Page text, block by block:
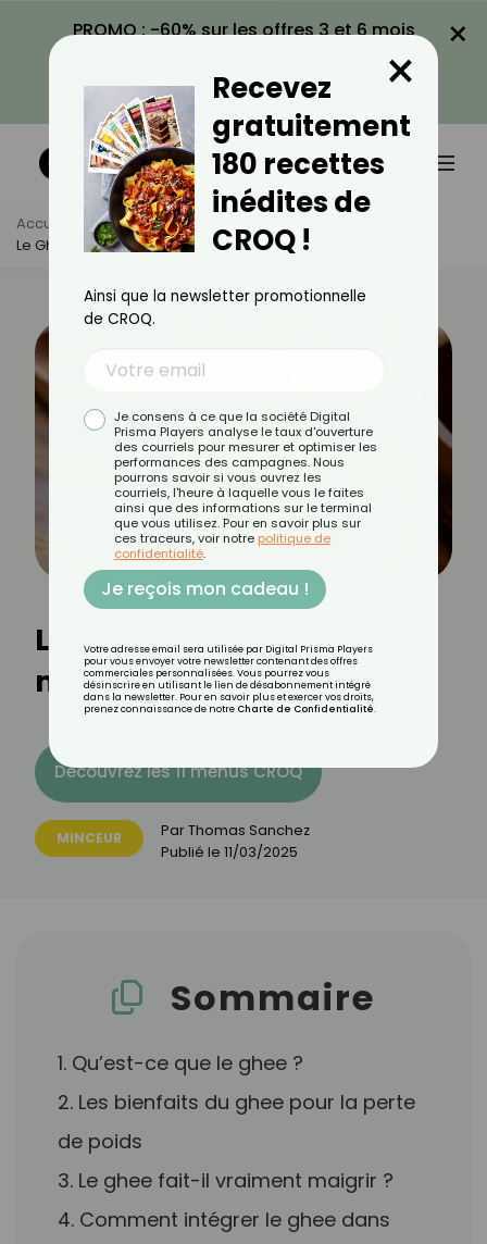
PROMO : -60% sur les offres 3 et 6 mois
VOIR LA PROMO
×
Accueil Actus
Minceur
Le Ghee Pour Maigrir, Ça Marche ?
Le ghee pour maigrir, ça
marche ?
Découvrez les 11 menus CROQ
MINCEUR ParThomas Sanchez
Publié le 11/03/2025
Sommaire
1. Qu’est-ce que le ghee ?
2. Les bienfaits du ghee pour la perte
de poids
3. Le ghee fait-il vraiment maigrir ?
4. Comment intégrer le ghee dans
Recevez
gratuitement
180 recettes
inédites de
CROQ !
×
Ainsi que la newsletter promotionnelle
de CROQ.
Je consens à ce que la société Digital
Prisma Players analyse le taux d'ouverture
des courriels pour mesurer et optimiser les
performances des campagnes. Nous
pourrons savoir si vous ouvrez les
courriels, l'heure à laquelle vous le faites
ainsi que des informations sur le terminal
que vous utilisez. Pour en savoir plus sur
ces traceurs, voir notre politique de
confidentialité.
Je reçois mon cadeau !
Votre adresse email sera utilisée par Digital Prisma Players
pour vous envoyer votre newsletter contenant des offres
commerciales personnalisées. Vous pourrez vous
désinscrire en utilisant le lien de désabonnement intégré
dans la newsletter. Pour en savoir plus et exercer vos droits,
prenez connaissance de notre Charte de Confidentialité.